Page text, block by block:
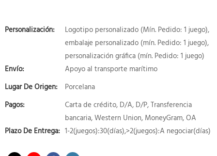
Personalización:
Logotipo personalizado (Mín. Pedido: 1 juego),
embalaje personalizado (mín. Pedido: 1 juego),
personalización gráfica (mín. Pedido: 1 juego)
Envío:
Apoyo al transporte marítimo
Lugar De Origen:
Porcelana
Pagos:
Carta de crédito, D/A, D/P, Transferencia
bancaria, Western Union, MoneyGram, OA
Plazo De Entrega: 1-2(juegos):30(días),>2(juegos):A negociar(días)